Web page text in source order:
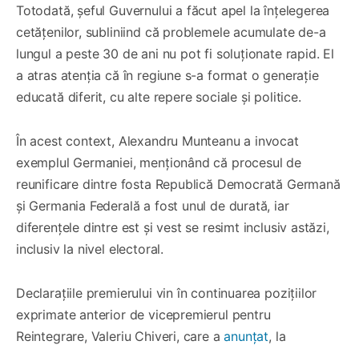
Totodată, șeful Guvernului a făcut apel la înțelegerea
cetățenilor, subliniind că problemele acumulate de-a
lungul a peste 30 de ani nu pot fi soluționate rapid. El
a atras atenția că în regiune s-a format o generație
educată diferit, cu alte repere sociale și politice.
În acest context, Alexandru Munteanu a invocat
exemplul Germaniei, menționând că procesul de
reunificare dintre fosta Republică Democrată Germană
și Germania Federală a fost unul de durată, iar
diferențele dintre est și vest se resimt inclusiv astăzi,
inclusiv la nivel electoral.
Declarațiile premierului vin în continuarea pozițiilor
exprimate anterior de vicepremierul pentru
Reintegrare, Valeriu Chiveri, care aanunțat, la